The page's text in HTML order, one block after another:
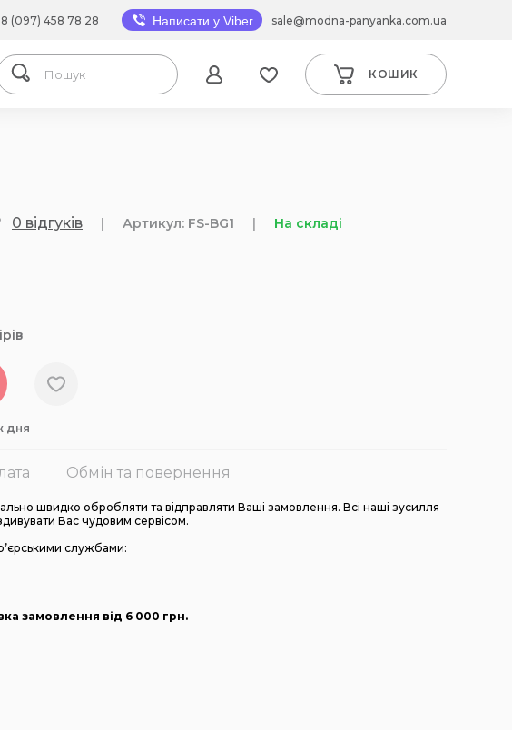
(097) 458 78 28 Написати у Viber sale@modna-panyanka.com.ua
КОШИК
0 відгуків | Артикул: FS-BG1 | На складі
дня
Обмін та повернення
швидко обробляти та відправляти Ваші замовлення. Всі наші зусилля
Вас чудовим сервісом.
службами:
замовлення від 6 000 грн.